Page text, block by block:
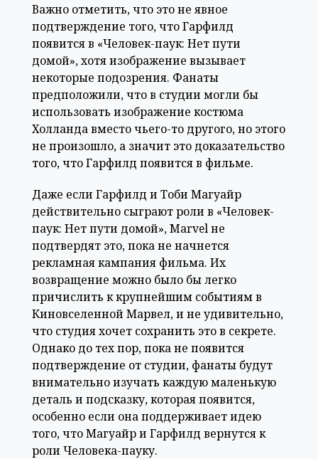
Важно отметить, что это не явное
подтверждение того, что Гарфилд
появится в «Человек-паук: Нет пути
домой», хотя изображение вызывает
некоторые подозрения. Фанаты
предположили, что в студии могли бы
использовать изображение костюма
Холланда вместо чьего-то другого, но этого
не произошло, а значит это доказательство
того, что Гарфилд появится в фильме.
Даже если Гарфилд и Тоби Магуайр
действительно сыграют роли в «Человек-
паук: Нет пути домой», Marvel не
подтвердят это, пока не начнется
рекламная кампания фильма. Их
возвращение можно было бы легко
причислить к крупнейшим событиям в
Киновселенной Марвел, и не удивительно,
что студия хочет сохранить это в секрете.
Однако до тех пор, пока не появится
подтверждение от студии, фанаты будут
внимательно изучать каждую маленькую
деталь и подсказку, которая появится,
особенно если она поддерживает идею
того, что Магуайр и Гарфилд вернутся к
роли Человека-пауку.